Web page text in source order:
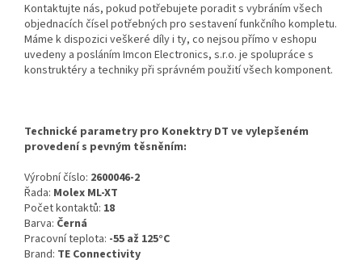
Kontaktujte nás, pokud potřebujete poradit s vybráním všech
objednacích čísel potřebných pro sestavení funkčního kompletu.
Máme k dispozici veškeré díly i ty, co nejsou přímo v eshopu
uvedeny a posláním Imcon Electronics, s.r.o. je spolupráce s
konstruktéry a techniky při správném použití všech komponent.
Technické parametry pro Konektry DT ve vylepšeném
provedení s pevným těsněním:
Výrobní číslo: 2600046-2
Řada: Molex ML-XT
Počet kontaktů: 18
Barva: Černá
Pracovní teplota: -55 až 125°C
Brand: TE Connectivity